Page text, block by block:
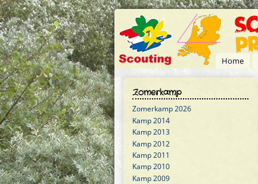
Overslaan en naar de inhoud gaan
Home
Zomerkamp
Zomerkamp 2026
Kamp 2014
Kamp 2013
Kamp 2012
Kamp 2011
Kamp 2010
Kamp 2009